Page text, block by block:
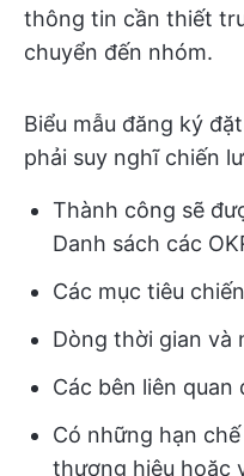
thông tin cần thiết
chuyển đến nhóm.
Biểu mẫu đăng ký
phải suy nghĩ chiến
Thành công sẽ
Danh sách các
Các mục tiêu
Dòng thời gian và
Các bên liên quan
Có những hạn
thương hiệu hoặc